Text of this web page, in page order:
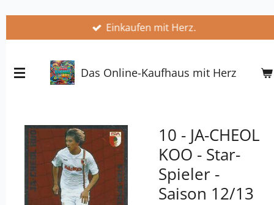
springen
Einkaufen mit Herz.
Das Online-Kaufhaus mit Herz
10 - JA-CHEOL
KOO - Star-
Spieler -
Saison 12/13